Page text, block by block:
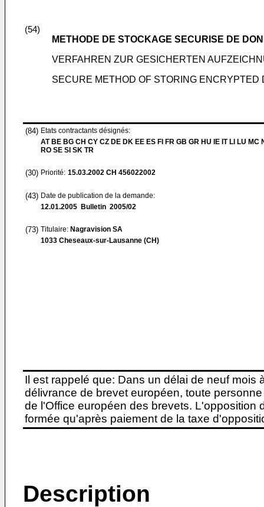
(54)
METHODE DE STOCKAGE SECURISE DE
VERFAHREN ZUR GESICHERTEN
SECURE METHOD OF STORING ENCRYPTED
(84) Etats contractants désignés:
AT BE BG CH CY CZ DE DK EE ES FI FR GB GR HU IE IT LI LU MC
RO SE SI SK TR
(30) Priorité: 15.03.2002 CH 456022002
(43) Date de publication de la demande:
12.01.2005 Bulletin 2005/02
(73) Titulaire: Nagravision SA
1033 Cheseaux-sur-Lausanne (CH)
Il est rappelé que: Dans un délai de neuf
délivrance de brevet européen, toute
de l'Office européen des brevets. L'opposition
formée qu'après paiement de la taxe
Description